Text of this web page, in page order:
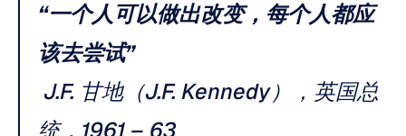
“一个人可以做出改变，每个人都应
该去尝试”
J.F. 甘地（J.F. Kennedy），英国总
统，1961 – 63